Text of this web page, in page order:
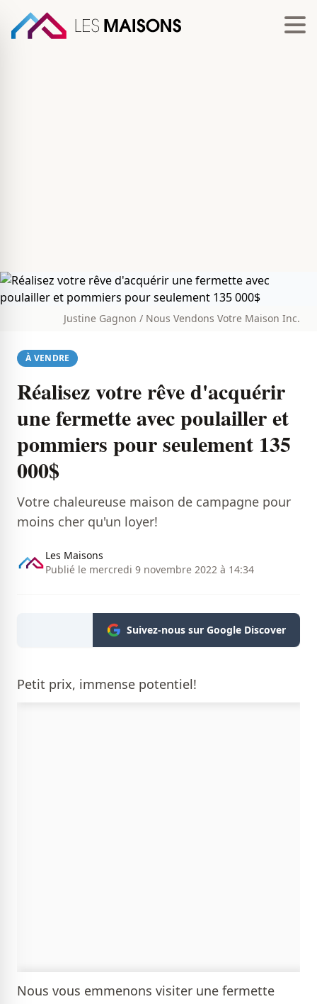
Justine Gagnon / Nous Vendons Votre Maison Inc.
À VENDRE
Réalisez votre rêve d'acquérir
une fermette avec poulailler et
pommiers pour seulement 135
000$
Votre chaleureuse maison de campagne pour
moins cher qu'un loyer!
Les Maisons
Publié le mercredi 9 novembre 2022 à 14:34
Suivez-nous sur Google Discover
Petit prix, immense potentiel!
Nous vous emmenons visiter une fermette